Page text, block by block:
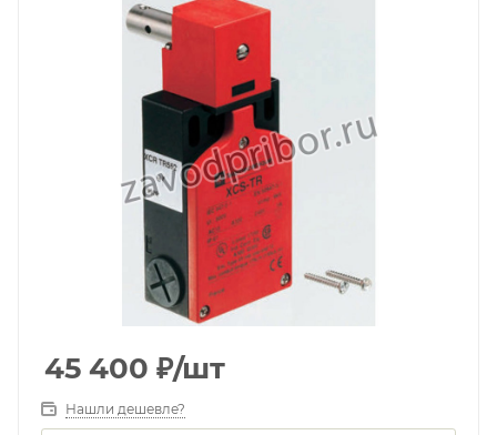
45 400 ₽/шт
Нашли дешевле?